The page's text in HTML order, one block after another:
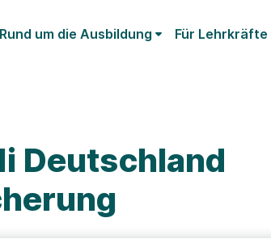
Rund um die Ausbildung Für Lehrkräfte
Deutschland